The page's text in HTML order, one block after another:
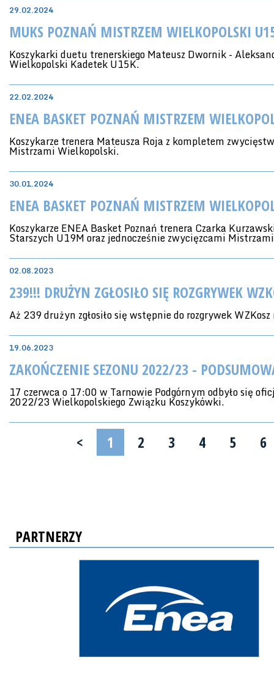
29.02.2024
MUKS POZNAŃ MISTRZEM WIELKOPOLSKI
Koszykarki duetu trenerskiego Mateusz Dwornik -
Wielkopolski Kadetek U15K.
22.02.2024
ENEA BASKET POZNAŃ MISTRZEM
Koszykarze trenera Mateusza Roja z kompletem
Mistrzami Wielkopolski.
30.01.2024
ENEA BASKET POZNAŃ MISTRZEM
Koszykarze ENEA Basket Poznań trenera Czarka
Starszych U19M oraz jednocześnie zwycięzcami
02.08.2023
239!!! DRUŻYN ZGŁOSIŁO SIĘ ROZGRYWEK
Aż 239 drużyn zgłosiło się wstępnie do rozgrywek
19.06.2023
ZAKOŃCZENIE SEZONU 2022/23 -
17 czerwca o 17:00 w Tarnowie Podgórnym odbyło się
2022/23 Wielkopolskiego Związku Koszykówki.
< 1 2 3 4 5 6
PARTNERZY